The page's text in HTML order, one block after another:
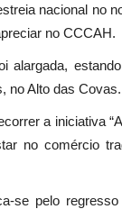
nacional no
no CCCAH.
alargada,
no Alto das Covas.
a iniciativa
no comércio
se pelo